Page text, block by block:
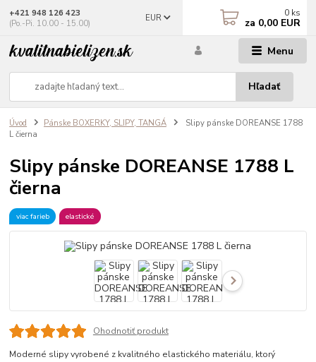
Menu
EUR
Hľadať
+421 948 126 423
(Po.-Pi. 10.00 - 15.00)
0 ks
za 0,00 EUR
Úvod Pánske BOXERKY, SLIPY, TANGÁ
Slipy pánske DOREANSE 1788
L čierna
Slipy pánske DOREANSE 1788 L
čierna
viac farieb elastické
Ohodnotiť produkt
Moderné slipy vyrobené z kvalitného elastického materiálu, ktorý